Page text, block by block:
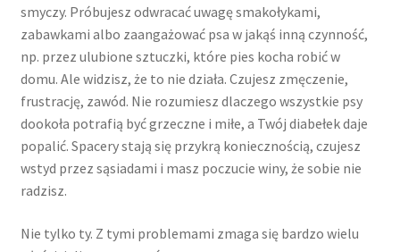
smyczy. Próbujesz odwracać uwagę smakołykami,
zabawkami albo zaangażować psa w jakąś inną czynność,
np. przez ulubione sztuczki, które pies kocha robić w
domu. Ale widzisz, że to nie działa. Czujesz zmęczenie,
frustrację, zawód. Nie rozumiesz dlaczego wszystkie psy
dookoła potrafią być grzeczne i miłe, a Twój diabełek daje
popalić. Spacery stają się przykrą koniecznością, czujesz
wstyd przez sąsiadami i masz poczucie winy, że sobie nie
radzisz.
Nie tylko ty. Z tymi problemami zmaga się bardzo wielu